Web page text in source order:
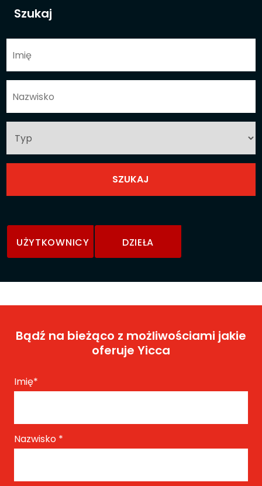
Szukaj
UŻYTKOWNICY DZIEŁA
Bądź na bieżąco z możliwościami jakie
oferuje Yicca
Imię*
Nazwisko *